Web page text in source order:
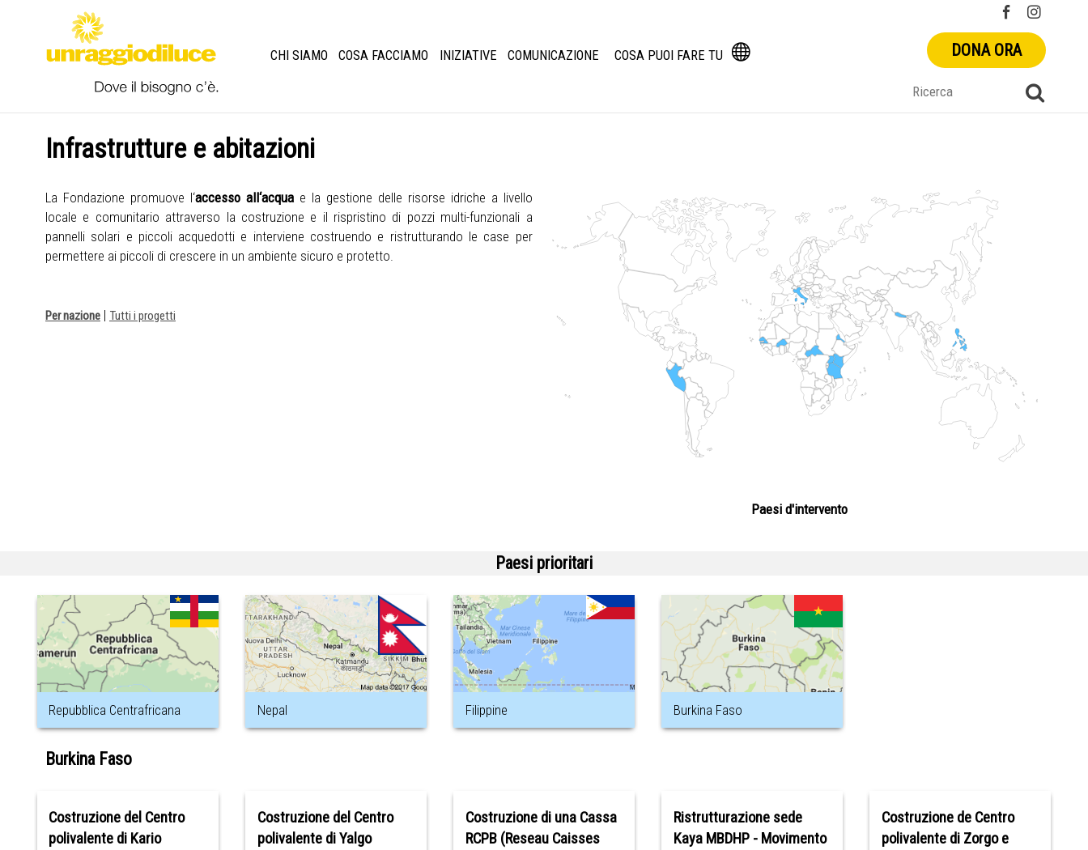
DONA ORA
CHI SIAMO COSA FACCIAMO INIZIATIVE COMUNICAZIONE COSA PUOI FARE TU
Infrastrutture e abitazioni
La Fondazione promuove l‘accesso all‘acquae la gestione delle risorse idriche a livello
locale e comunitario attraverso la costruzione e il rispristino di pozzi multi-funzionali a
pannelli solari e piccoli acquedotti e interviene costruendo e ristrutturando le case per
permettere ai piccoli di crescere in un ambiente sicuro e protetto.
Per nazione| Tutti i progetti
Paesi d'intervento
Paesi prioritari
Repubblica Centrafricana Nepal Filippine Burkina Faso
Burkina Faso
Costruzione del Centro
polivalente di Kario
Costruzione del Centro
polivalente di Yalgo
Costruzione di una Cassa
RCPB (Reseau Caisses
Ristrutturazione sede
Kaya MBDHP - Movimento
Costruzione de Centro
polivalente di Zorgo e